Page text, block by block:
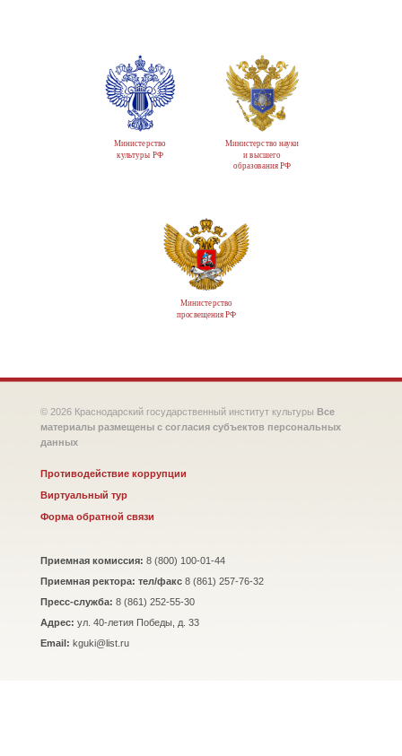
Министерство
культуры РФ
Министерство науки
и высшего
образования РФ
Министерство
просвещения РФ
© 2026 Краснодарский государственный институт культуры Все
материалы размещены с согласия субъектов персональных
данных
Противодействие коррупции
Виртуальный тур
Форма обратной связи
Приемная комиссия: 8 (800) 100-01-44
Приемная ректора: тел/факс 8 (861) 257-76-32
Пресс-служба: 8 (861) 252-55-30
Адрес: ул. 40-летия Победы, д. 33
Email: kguki@list.ru